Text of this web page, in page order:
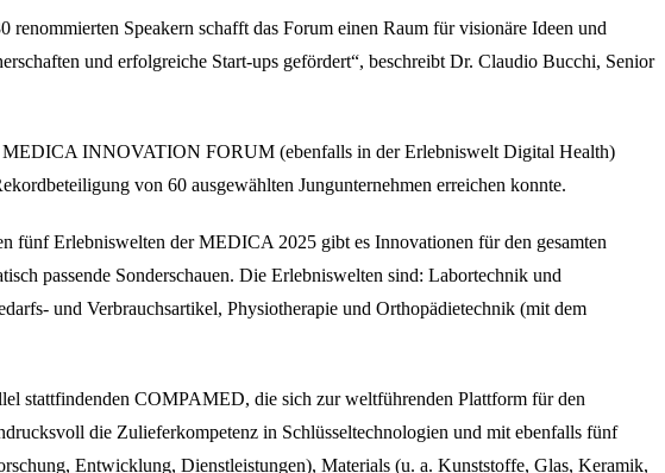
Speakern schafft das Forum einen Raum für visionäre Ideen und
und erfolgreiche Start-ups gefördert“, beschreibt Dr. Claudio Bucchi, Senior
INNOVATION FORUM (ebenfalls in der Erlebniswelt Digital Health)
von 60 ausgewählten Jungunternehmen erreichen konnte.
Erlebniswelten der MEDICA 2025 gibt es Innovationen für den gesamten
passende Sonderschauen. Die Erlebniswelten sind: Labortechnik und
und Verbrauchsartikel, Physiotherapie und Orthopädietechnik (mit dem
stattfindenden COMPAMED, die sich zur weltführenden Plattform für den
die Zulieferkompetenz in Schlüsseltechnologien und mit ebenfalls fünf
Entwicklung, Dienstleistungen), Materials (u. a. Kunststoffe, Glas, Keramik,